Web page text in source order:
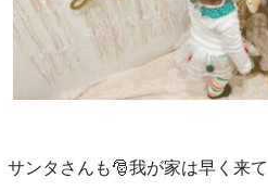
サンタさんも🎅我が家は早く来て